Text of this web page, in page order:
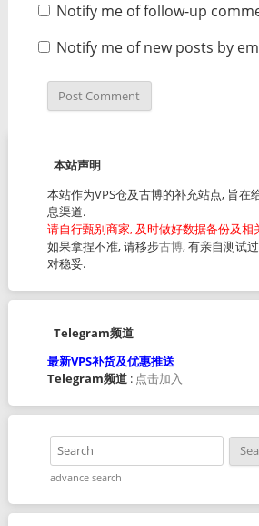
Notify me of follow-up
Notify me of new posts by
本站声明
本站作为VPS仓及古博的补充站点, 旨在
息渠道.
请自行甄别商家, 及时做好数据备份及相
如果拿捏不准, 请移步古博, 有亲自测试
对稳妥.
Telegram频道
最新VPS补货及优惠推送
Telegram频道: 点击加入
advance search